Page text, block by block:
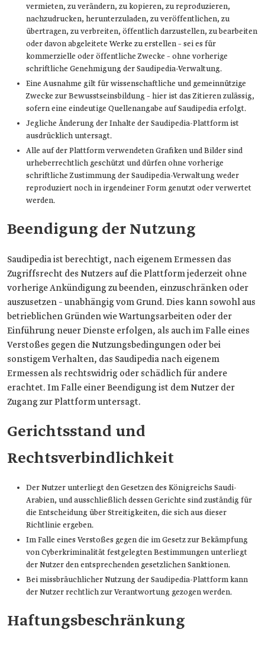
vermieten, zu verändern, zu kopieren, zu reproduzieren,
nachzudrucken, herunterzuladen, zu veröffentlichen, zu
übertragen, zu verbreiten, öffentlich darzustellen, zu bearbeiten
oder davon abgeleitete Werke zu erstellen – sei es für
kommerzielle oder öffentliche Zwecke – ohne vorherige
schriftliche Genehmigung der Saudipedia-Verwaltung.
Eine Ausnahme gilt für wissenschaftliche und gemeinnützige
Zwecke zur Bewusstseinsbildung – hier ist das Zitieren zulässig,
sofern eine eindeutige Quellenangabe auf Saudipedia erfolgt.
Jegliche Änderung der Inhalte der Saudipedia-Plattform ist
ausdrücklich untersagt.
Alle auf der Plattform verwendeten Grafiken und Bilder sind
urheberrechtlich geschützt und dürfen ohne vorherige
schriftliche Zustimmung der Saudipedia-Verwaltung weder
reproduziert noch in irgendeiner Form genutzt oder verwertet
werden.
Beendigung der Nutzung
Saudipedia ist berechtigt, nach eigenem Ermessen das
Zugriffsrecht des Nutzers auf die Plattform jederzeit ohne
vorherige Ankündigung zu beenden, einzuschränken oder
auszusetzen – unabhängig vom Grund. Dies kann sowohl aus
betrieblichen Gründen wie Wartungsarbeiten oder der
Einführung neuer Dienste erfolgen, als auch im Falle eines
Verstoßes gegen die Nutzungsbedingungen oder bei
sonstigem Verhalten, das Saudipedia nach eigenem
Ermessen als rechtswidrig oder schädlich für andere
erachtet. Im Falle einer Beendigung ist dem Nutzer der
Zugang zur Plattform untersagt.
Gerichtsstand und
Rechtsverbindlichkeit
Der Nutzer unterliegt den Gesetzen des Königreichs Saudi-
Arabien, und ausschließlich dessen Gerichte sind zuständig für
die Entscheidung über Streitigkeiten, die sich aus dieser
Richtlinie ergeben.
Im Falle eines Verstoßes gegen die im Gesetz zur Bekämpfung
von Cyberkriminalität festgelegten Bestimmungen unterliegt
der Nutzer den entsprechenden gesetzlichen Sanktionen.
Bei missbräuchlicher Nutzung der Saudipedia-Plattform kann
der Nutzer rechtlich zur Verantwortung gezogen werden.
Haftungsbeschränkung